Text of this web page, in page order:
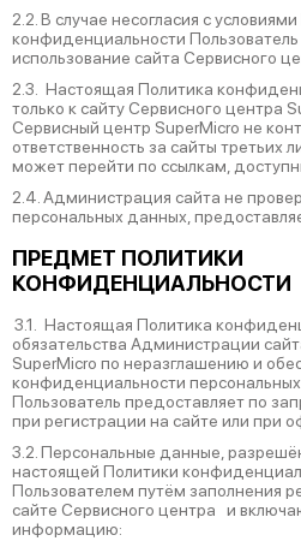
2.2. В случае несогласия с
конфиденциальности
использование сайта Сервисного
2.3. Настоящая Политика
только к сайту Сервисного центра
Сервисный центр SuperMicro не
ответственность за сайты третьих
может перейти по ссылкам,
2.4. Администрация сайта не
персональных данных,
ПРЕДМЕТ ПОЛИТИКИ
КОНФИДЕНЦИАЛЬНОСТИ
3.1. Настоящая Политика
обязательства Администрации
SuperMicro по неразглашению и
конфиденциальности
Пользователь предоставляет по
при регистрации на сайте или при
3.2. Персональные данные,
настоящей Политики
Пользователем путём заполнения
cайте Сервисного центра и
информацию: